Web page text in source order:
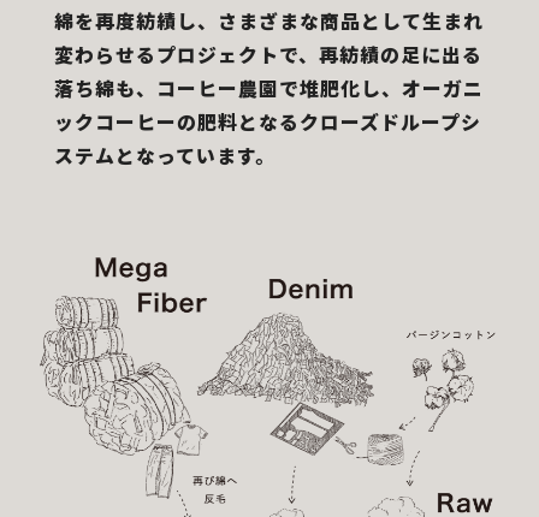
綿を再度紡績し、さまざまな商品として生まれ
変わらせるプロジェクトで、再紡績の足に出る
落ち綿も、コーヒー農園で堆肥化し、オーガニ
ックコーヒーの肥料となるクローズドループシ
ステムとなっています。